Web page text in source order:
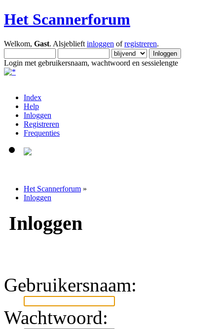
Het Scannerforum
Welkom, Gast. Alsjeblieft inloggen ofregistreren.
Login met gebruikersnaam, wachtwoord en sessielengte
Index
Help
Inloggen
Registreren
Frequenties
Het Scannerforum »
Inloggen
Inloggen
Gebruikersnaam:
Wachtwoord: